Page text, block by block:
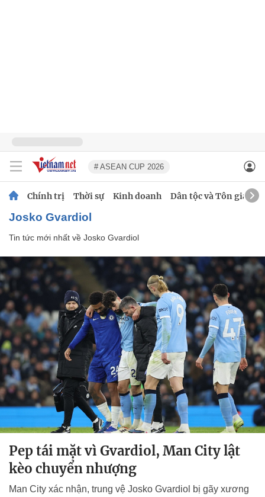
# ASEAN CUP 2026
Chính trị Thời sự Kinh doanh Dân tộc và Tôn giáo
Josko Gvardiol
Tin tức mới nhất về Josko Gvardiol
Pep tái mặt vì Gvardiol, Man City lật
kèo chuyển nhượng
Man City xác nhận, trung vệ Josko Gvardiol bị gãy xương